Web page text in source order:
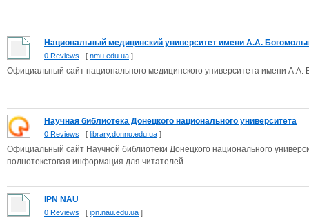
Национальный медицинский университет имени А.А.
0 Reviews [ nmu.edu.ua ]
Официальный сайт национального медицинского университета имени А.А.
Научная библиотека Донецкого национального университета
0 Reviews [ library.donnu.edu.ua ]
Официальный сайт Научной библиотеки Донецкого национального
полнотекстовая информация для читателей.
IPN NAU
0 Reviews [ ipn.nau.edu.ua ]